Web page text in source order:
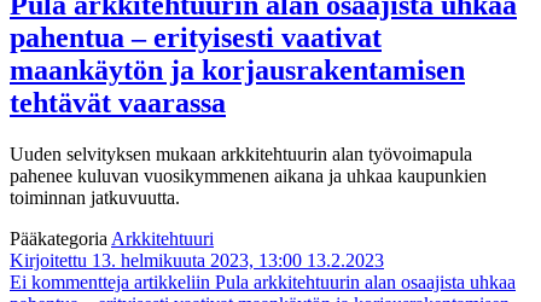
pahentua – erityisesti vaativat
maankäytön ja korjausrakentamisen
tehtävät vaarassa
Uuden selvityksen mukaan arkkitehtuurin alan työvoimapula
pahenee kuluvan vuosikymmenen aikana ja uhkaa kaupunkien
toiminnan jatkuvuutta.
Pääkategoria Arkkitehtuuri
Kirjoitettu 13. helmikuuta 2023, 13:00 13.2.2023
Ei kommentteja artikkeliin Pula arkkitehtuurin alan osaajista uhkaa